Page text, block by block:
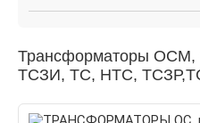
Трансформаторы
ТСЗИ, ТС, НТС,